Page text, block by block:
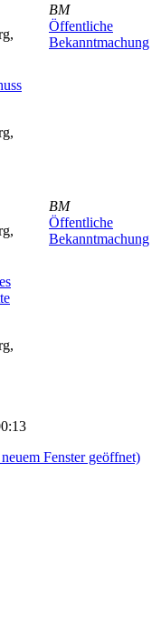
BM
Öffentliche
Bekanntmachung
BM
Öffentliche
Bekanntmachung
Fenster geöffnet)